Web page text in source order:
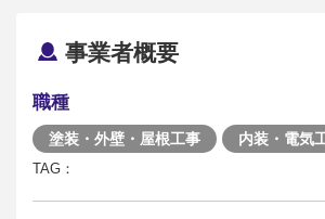
事業者概要
職種
塗装・外壁・屋根工事 内装・電気
TAG：